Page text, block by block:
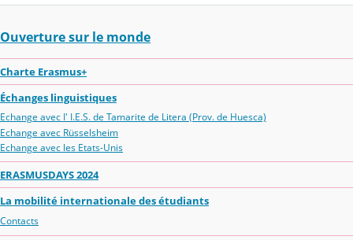
Ouverture sur le monde
Charte Erasmus+
Échanges linguistiques
Echange avec I' I.E.S. de Tamarite de Litera (Prov. de Huesca)
Echange avec Rüsselsheim
Echange avec les Etats-Unis
ERASMUSDAYS 2024
La mobilité internationale des étudiants
Contacts